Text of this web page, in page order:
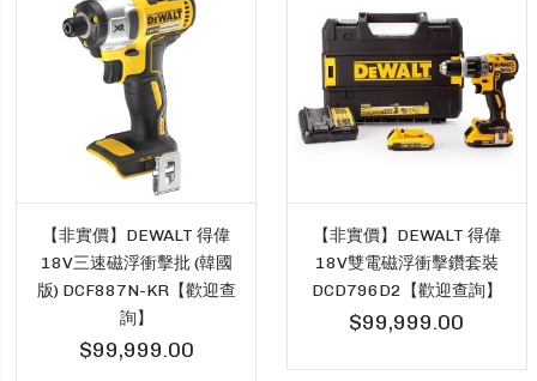
【非實價】DEWALT 得偉
18V三速磁浮衝擊批 (韓國
版) DCF887N-KR【歡迎查
詢】
$99,999.00
【非實價】DEWALT 得偉
18V雙電磁浮衝擊鑽套裝
DCD796D2【歡迎查詢】
$99,999.00